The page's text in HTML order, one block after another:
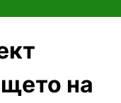
на